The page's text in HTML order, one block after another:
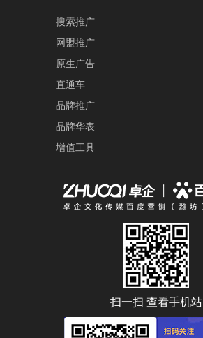
搜索推广
网盟推广
原生广告
直通车
品牌推广
品牌华表
增值工具
扫一扫 查看手机站